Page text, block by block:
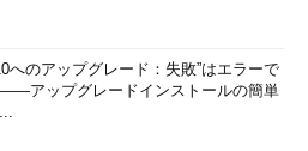
へのアップグレード：失敗”はエラーで
アップグレードインストールの簡単